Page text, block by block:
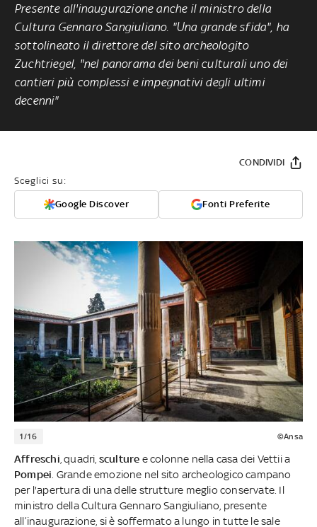
Presente all'inaugurazione anche il ministro della
Cultura Gennaro Sangiuliano. "Una grande sfida", ha
sottolineato il direttore del sito archeologito
Zuchtriegel, "nel panorama dei beni culturali uno dei
cantieri più complessi e impegnativi degli ultimi
decenni"
Sceglici su:
Google Discover Fonti Preferite
CONDIVIDI
1/16 ©Ansa
Affreschi , quadri, sculture e colonne nella casa dei Vettii a
Pompei . Grande emozione nel sito archeologico campano
per l'apertura di una delle strutture meglio conservate. Il
ministro della Cultura Gennaro Sangiuliano, presente
all’inaugurazione, si è soffermato a lungo in tutte le sale